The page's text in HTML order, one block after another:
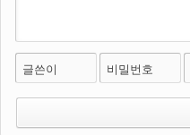
글쓴이 비밀번호